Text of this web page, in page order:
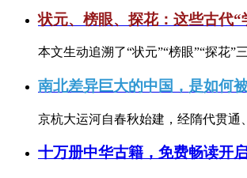
状元、榜眼、探花：这些古代
本文生动追溯了“状元”“榜眼”“探花”
南北差异巨大的中国，是如何
京杭大运河自春秋始建，经隋代贯通
十万册中华古籍，免费畅读开